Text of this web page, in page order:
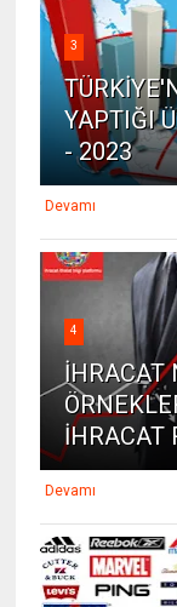
3
YAPTIĞI
- 2023
Devamı
4
İHRACAT
İHRACAT
Devamı